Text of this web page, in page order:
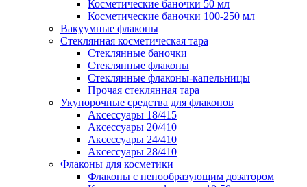
Косметические баночки 50 мл
Косметические баночки 100-250 мл
Вакуумные флаконы
Стеклянная косметическая тара
Стеклянные баночки
Стеклянные флаконы
Стеклянные флаконы-капельницы
Прочая стеклянная тара
Укупорочные средства для флаконов
Аксессуары 18/415
Аксессуары 20/410
Аксессуары 24/410
Аксессуары 28/410
Флаконы для косметики
Флаконы с пенообразующим дозатором